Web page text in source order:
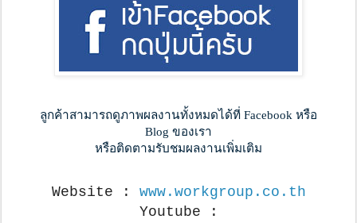
ลูกค้าสามารถดูภาพผลงานทั้งหมดได้ที่ Facebook หรือ
Blog ของเรา
หรือติดตามรับชมผลงานเพิ่มเติม
Website : www.workgroup.co.th
Youtube :